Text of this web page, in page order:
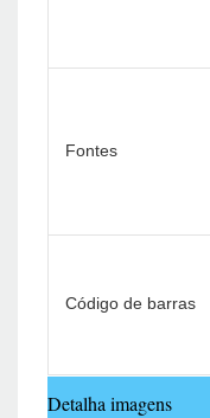
Fontes
Código de barras
Detalha imagens